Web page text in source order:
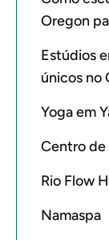
Oregon
Estúdios
únicos no
Yoga em
Centro de
Rio Flow
Namaspa